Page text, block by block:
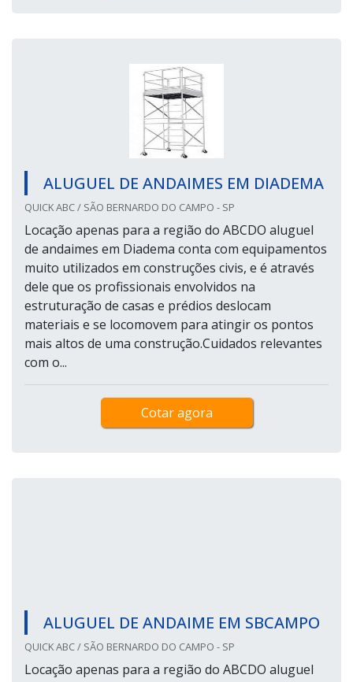
ALUGUEL DE ANDAIMES EM DIADEMA
QUICK ABC / SÃO BERNARDO DO CAMPO - SP
Locação apenas para a região do ABCDO aluguel
de andaimes em Diadema conta com equipamentos
muito utilizados em construções civis, e é através
dele que os profissionais envolvidos na
estruturação de casas e prédios deslocam
materiais e se locomovem para atingir os pontos
mais altos de uma construção.Cuidados relevantes
com o...
Cotar agora
ALUGUEL DE ANDAIME EM SBCAMPO
QUICK ABC / SÃO BERNARDO DO CAMPO - SP
Locação apenas para a região do ABCDO aluguel